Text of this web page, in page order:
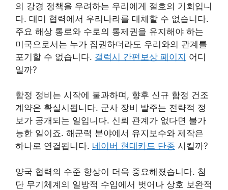
의 강경 정책을 우려하는 우리에게 절호의 기회입니
다. 대미 협력에서 우리나라를 대체할 수 없습니다.
주요 해상 통로와 수로의 통제권을 유지해야 하는
미국으로서는 누가 집권하더라도 우리와의 관계를
포기할 수 없습니다. 갤럭시 간편보상 페이지 어디
일까?
함정 정비는 시작에 불과하며, 향후 신규 함정 건조
계약은 확실시됩니다. 군사 장비 발주는 전략적 정
보가 공개되는 일입니다. 신뢰 관계가 없다면 불가
능한 일이죠. 해군력 분야에서 유지보수와 제작은
하나로 연결됩니다. 네이버 현대카드 단종 시킬까?
양국 협력의 수준 향상이 더욱 중요해졌습니다. 첨
단 무기체계의 일방적 수입에서 벗어나 상호 보완적